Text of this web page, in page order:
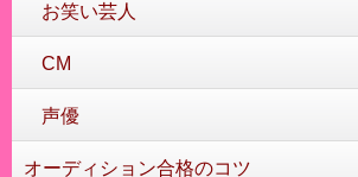
お笑い芸人
CM
声優
オーディション合格のコツ